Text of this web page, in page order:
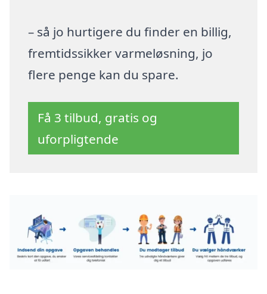
– så jo hurtigere du finder en billig,
fremtidssikker varmeløsning, jo
flere penge kan du spare.
Få 3 tilbud, gratis og
uforpligtende